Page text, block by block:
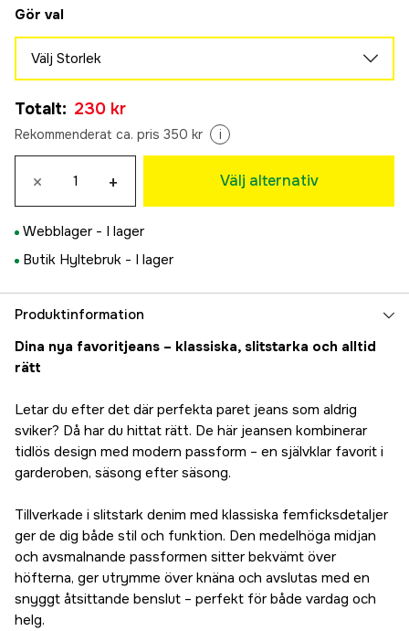
Gör val
Välj Storlek
230 kr
30/30
230 kr
31/30"
230 kr
33/30"
34/30"
230 kr
29/32"
230 kr
230 kr
31/32"
230 kr
32/32"
33/32"
230 kr
34/32"
230 kr
36/32"
230 kr
Totalt: 230 kr
Rekommenderat ca. pris 350 kr i
× + Välj alternativ
Webblager - I lager
Butik Hyltebruk - I lager
Produktinformation
Dina nya favoritjeans – klassiska, slitstarka och alltid
rätt
Letar du efter det där perfekta paret jeans som aldrig
sviker? Då har du hittat rätt. De här jeansen kombinerar
tidlös design med modern passform – en självklar favorit i
garderoben, säsong efter säsong.
Tillverkade i slitstark denim med klassiska femficksdetaljer
ger de dig både stil och funktion. Den medelhöga midjan
och avsmalnande passformen sitter bekvämt över
höfterna, ger utrymme över knäna och avslutas med en
snyggt åtsittande benslut – perfekt för både vardag och
helg.